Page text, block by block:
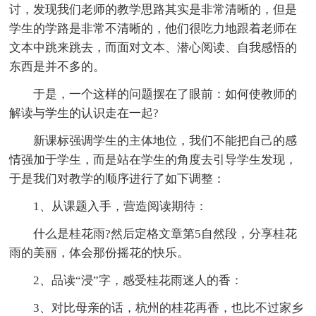
讨，发现我们老师的教学思路其实是非常清晰的，但是
学生的学路是非常不清晰的，他们很吃力地跟着老师在
文本中跳来跳去，而面对文本、潜心阅读、自我感悟的
东西是并不多的。
于是，一个这样的问题摆在了眼前：如何使教师的
解读与学生的认识走在一起?
新课标强调学生的主体地位，我们不能把自己的感
情强加于学生，而是站在学生的角度去引导学生发现，
于是我们对教学的顺序进行了如下调整：
1、从课题入手，营造阅读期待：
什么是桂花雨?然后定格文章第5自然段，分享桂花
雨的美丽，体会那份摇花的快乐。
2、品读“浸”字，感受桂花雨迷人的香：
3、对比母亲的话，杭州的桂花再香，也比不过家乡